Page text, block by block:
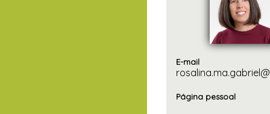
E-mail
Página pessoal